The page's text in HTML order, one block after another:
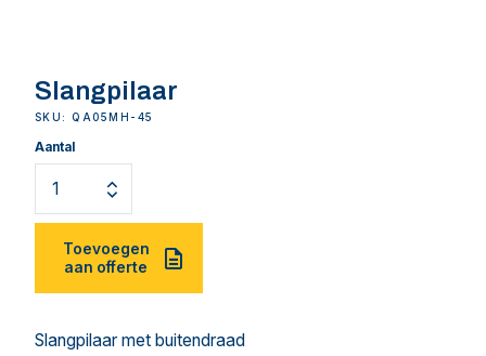
Slangpilaar
SKU: QA05MH-45
Aantal
Toevoegen
aan offerte
Slangpilaar met buitendraad